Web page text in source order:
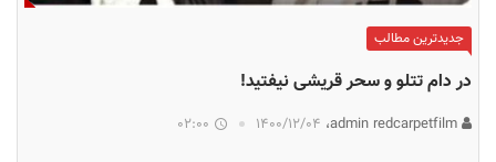
جدیدترین مطالب
در دام تتلو و سحر قریشی نیفتید!
۱۴۰۰/۱۲/۰۴ 02:00